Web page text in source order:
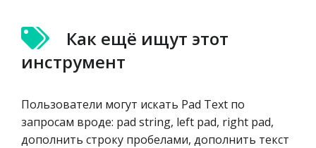
Как ещё ищут этот
инструмент
Пользователи могут искать Pad Text по
запросам вроде: pad string, left pad, right pad,
дополнить строку пробелами, дополнить текст